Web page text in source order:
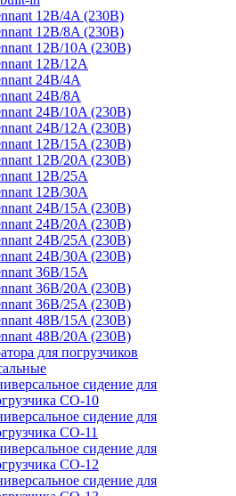
12B/4A (230B)
12B/8A (230B)
12B/10A (230B)
12B/12A
24B/4A
24B/8A
24B/10A (230B)
24B/12A (230B)
12B/15A (230B)
12B/20A (230B)
12B/25A
12B/30A
24B/15A (230B)
24B/20A (230B)
24B/25A (230B)
24B/30A (230B)
36B/15A
36B/20A (230B)
36B/25A (230B)
48B/15A (230B)
48B/20A (230B)
для погрузчиков
сидение для
CO-10
сидение для
CO-11
сидение для
CO-12
сидение для